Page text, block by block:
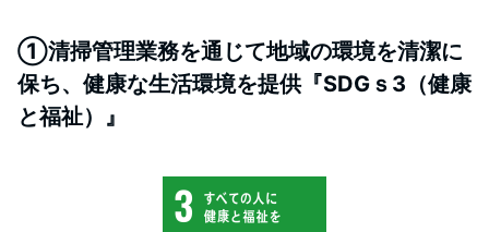
①清掃管理業務を通じて地域の環境を清潔に
保ち、健康な生活環境を提供『SDGｓ3（健康
と福祉）』